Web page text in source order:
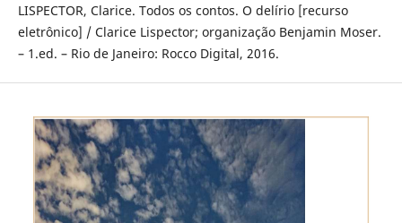
LISPECTOR, Clarice. Todos os contos. O delírio [recurso
eletrônico] / Clarice Lispector; organização Benjamin Moser.
– 1.ed. – Rio de Janeiro: Rocco Digital, 2016.